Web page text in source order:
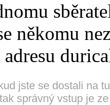
někomu
adresu
jste se dostali na
tak správný vstup je